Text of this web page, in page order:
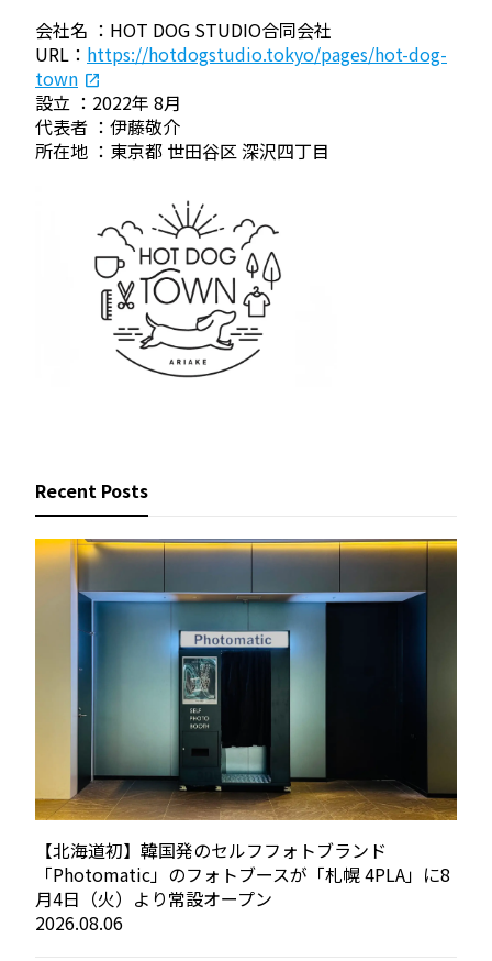
会社名 ：HOT DOG STUDIO合同会社
URL： https://hotdogstudio.tokyo/pages/hot-dog-
town
設立 ：2022年 8月
代表者 ：伊藤敬介
所在地 ：東京都 世田谷区 深沢四丁目
Recent Posts
【北海道初】韓国発のセルフフォトブランド
「Photomatic」のフォトブースが「札幌 4PLA」に8
月4日（火）より常設オープン
2026.08.06